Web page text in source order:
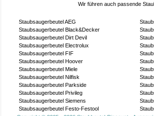
Wir führen auch passende
Staubsaugerbeutel AEG
Staubsaugerbeutel Black&Decker
Staubsaugerbeutel Dirt Devil
Staubsaugerbeutel Electrolux
Staubsaugerbeutel FIF
Staubsaugerbeutel Hoover
Staubsaugerbeutel Miele
Staubsaugerbeutel Nilfisk
Staubsaugerbeutel Parkside
Staubsaugerbeutel Privileg
Staubsaugerbeutel Siemens
Staubsaugerbeutel Festo-Festool